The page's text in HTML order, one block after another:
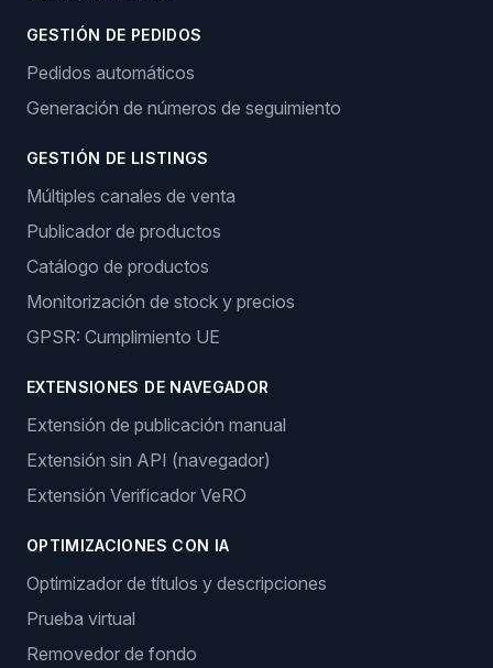
GESTIÓN DE PEDIDOS
Pedidos automáticos
Generación de números de seguimiento
GESTIÓN DE LISTINGS
Múltiples canales de venta
Publicador de productos
Catálogo de productos
Monitorización de stock y precios
GPSR: Cumplimiento UE
EXTENSIONES DE NAVEGADOR
Extensión de publicación manual
Extensión sin API (navegador)
Extensión Verificador VeRO
OPTIMIZACIONES CON IA
Optimizador de títulos y descripciones
Prueba virtual
Removedor de fondo